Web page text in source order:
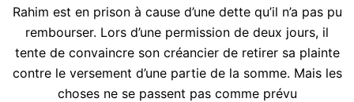
Rahim est en prison à cause d’une dette qu’il n’a pas pu
rembourser. Lors d’une permission de deux jours, il
tente de convaincre son créancier de retirer sa plainte
contre le versement d’une partie de la somme. Mais les
choses ne se passent pas comme prévu